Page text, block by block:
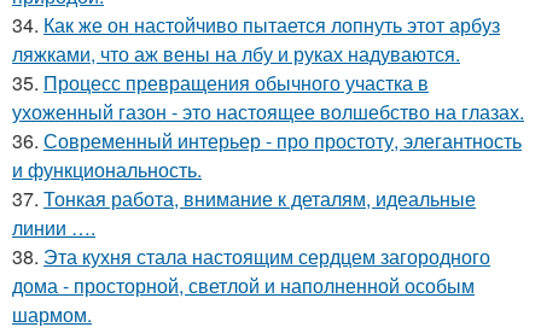
34. Как же он настойчиво пытается лопнуть этот арбуз
ляжками, что аж вены на лбу и руках надуваются.
35. Процесс превращения обычного участка в
ухоженный газон - это настоящее волшебство на глазах.
36. Современный интерьер - про простоту, элегантность
и функциональность.
37. Тонкая работа, внимание к деталям, идеальные
линии ….
38. Эта кухня стала настоящим сердцем загородного
дома - просторной, светлой и наполненной особым
шармом.